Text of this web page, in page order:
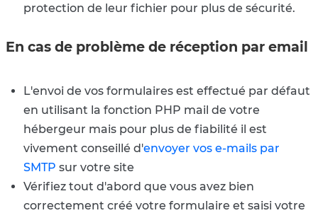
protection de leur fichier pour plus de sécurité.
En cas de problème de réception par email
L'envoi de vos formulaires est effectué par défaut
en utilisant la fonction PHP mail de votre
hébergeur mais pour plus de fiabilité il est
vivement conseillé d'envoyer vos e-mails par
SMTP sur votre site
Vérifiez tout d'abord que vous avez bien
correctement créé votre formulaire et saisi votre